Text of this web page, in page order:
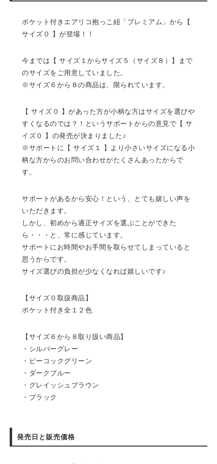
ポケット付きエアリコ抱っこ紐「プレミアム」から【
サイズ０ 】が登場！！
今までは【 サイズ１からサイズ５（サイズ８）】まで
のサイズをご用意していました。
※サイズ６から８の商品は、限られています。
【 サイズ０ 】があった方が小柄な方はサイズを選びや
すくなるのでは？！というサポートからの意見で【 サ
イズ０ 】の発売が決まりました♪
※サポートに【 サイズ１ 】より小さいサイズになる小
柄な方からのお問い合わせがたくさんあったからで
す。
サポートがあるから安心！という、とても嬉しい声を
いただきます。
しかし、初めから適正サイズを選ぶことができた
ら・・・と、常に感じています。
サポートにお時間やお手間を取らせてしまっていると
思うからです。
サイズ選びの負担が少なくなれば嬉しいです♪
【サイズ０取扱商品】
ポケット付き全１２色
【サイズ６から８取り扱い商品】
・シルバーグレー
・ピーコックグリーン
・ダークブルー
・グレイッシュブラウン
・ブラック
発売日と販売価格